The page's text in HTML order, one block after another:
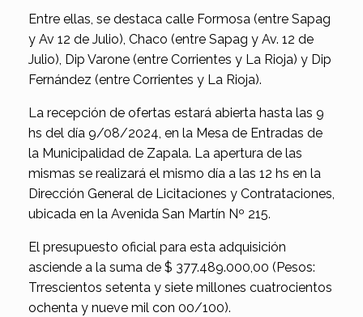
Entre ellas, se destaca calle Formosa (entre Sapag
y Av 12 de Julio), Chaco (entre Sapag y Av. 12 de
Julio), Dip Varone (entre Corrientes y La Rioja) y Dip
Fernández (entre Corrientes y La Rioja).
La recepción de ofertas estará abierta hasta las 9
hs del día 9/08/2024, en la Mesa de Entradas de
la Municipalidad de Zapala. La apertura de las
mismas se realizará el mismo día a las 12 hs en la
Dirección General de Licitaciones y Contrataciones,
ubicada en la Avenida San Martín Nº 215.
El presupuesto oficial para esta adquisición
asciende a la suma de $ 377.489.000,00 (Pesos:
Trrescientos setenta y siete millones cuatrocientos
ochenta y nueve mil con 00/100).